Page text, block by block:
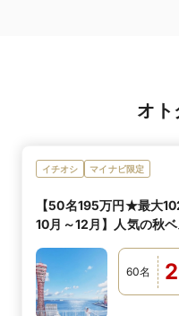
オト
イチオシ マイナビ限定
【50名195万円★最大
10月～12月】人気の秋
60名